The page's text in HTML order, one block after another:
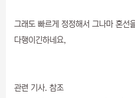
그래도 빠르게 정정해서 그나마 혼선
다행이긴하네요,
관련 기사. 참조